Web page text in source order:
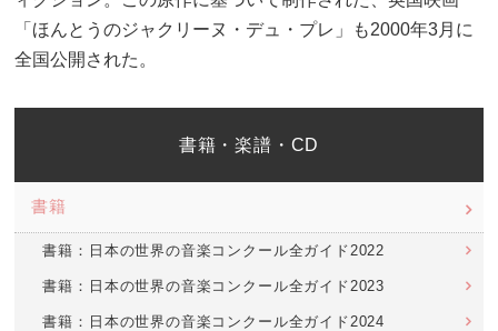
「ほんとうのジャクリーヌ・デュ・プレ」も2000年3月に
全国公開された。
書籍・楽譜・CD
書籍
書籍：日本の世界の音楽コンクール全ガイド2022
書籍：日本の世界の音楽コンクール全ガイド2023
書籍：日本の世界の音楽コンクール全ガイド2024